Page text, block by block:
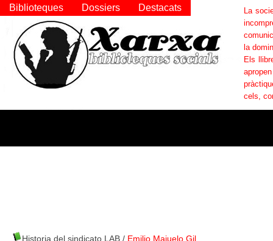
Historia del sindicato LAB / Emilio Majuelo Gil
La
la
Els
cels,
Biblioteques Dossiers Destacats